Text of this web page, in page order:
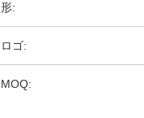
形:
ロゴ:
MOQ: